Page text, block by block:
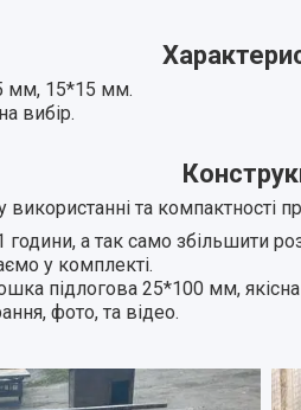
мм, 15*15 мм.
вибір.
та компактності
а так само збільшити
у комплекті.
підлогова 25*100 мм,
фото, та відео.